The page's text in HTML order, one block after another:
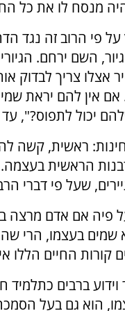
היה מנסח לו את כל
פי הרוב זה נגד
השם ירחם.
אצלו צריך לבדוק
אם אין להם יראת
יכול לתפוס?",
ראשית, קשה
הראשית
שעל פי דברי
אם אדם מרצה
שמים בעצמו, הרי
קורות החיים הללו
ברבים כתלמיד
הוא גם בעל